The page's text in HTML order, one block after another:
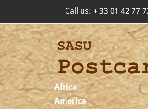
Call us:+ 33 01 42 77
Africa
America